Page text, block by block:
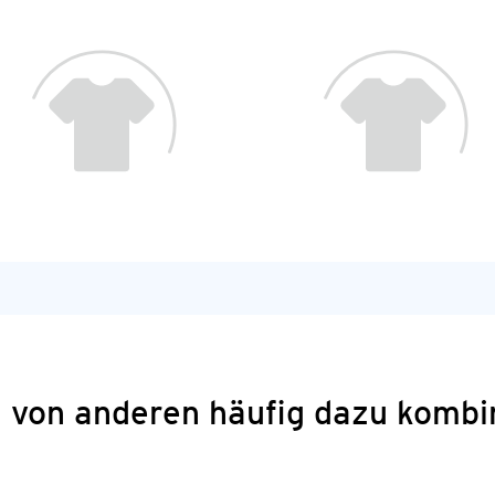
von anderen häufig dazu